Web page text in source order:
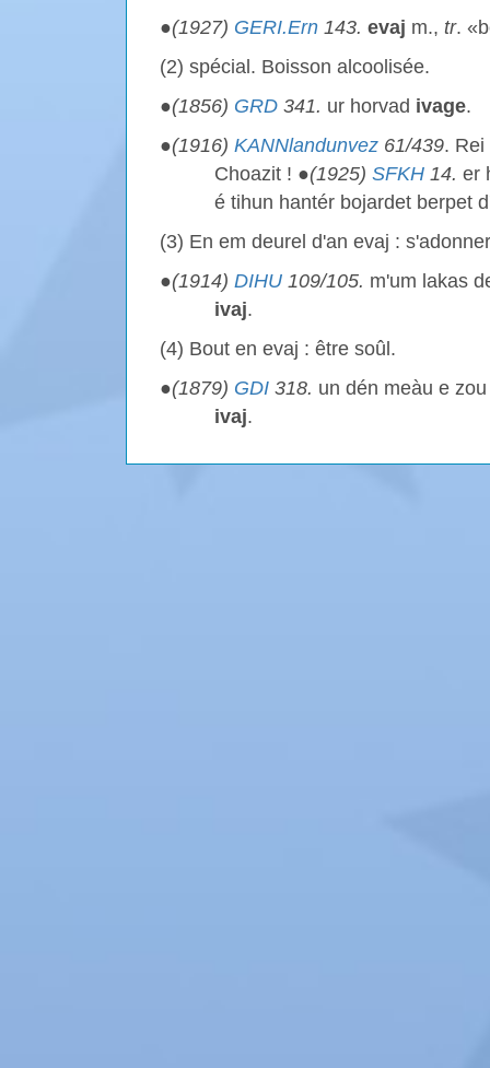
●(1927) GERI.Ern 143. evaj m., tr.
(2) spécial. Boisson alcoolisée.
●(1856) GRD 341. ur horvad ivage.
●(1916) KANNlandunvez 61/439. Rei
Choazit ! ●(1925) SFKH 14. er
é tihun hantér bojardet berpet
(3) En em deurel d'an evaj :
●(1914) DIHU 109/105. m'um lakas
ivaj.
(4) Bout en evaj : être soûl.
●(1879) GDI 318. un dén meàu e
ivaj.